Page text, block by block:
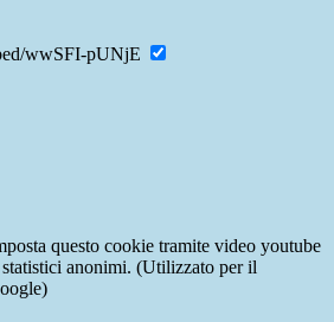
wwSFI-pUNjE
questo cookie tramite video youtube
anonimi. (Utilizzato per il